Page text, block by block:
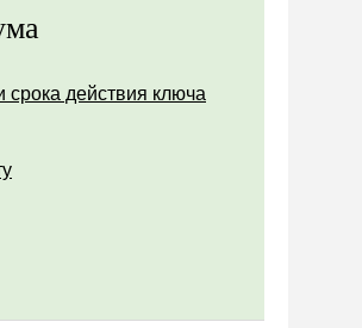
срока действия ключа